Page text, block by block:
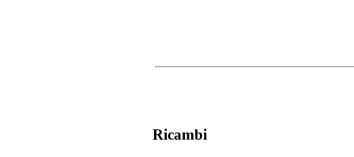
Ricambi